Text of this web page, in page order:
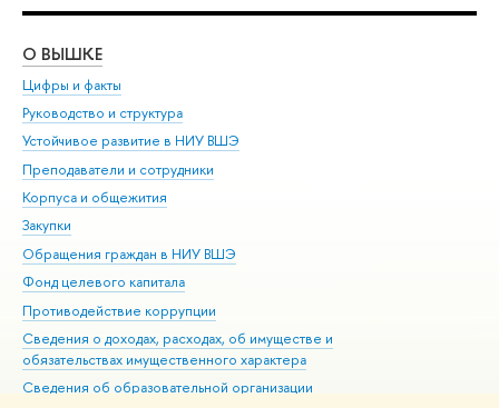
О ВЫШКЕ
Цифры и факты
Руководство и структура
Устойчивое развитие в НИУ ВШЭ
Преподаватели и сотрудники
Корпуса и общежития
Закупки
Обращения граждан в НИУ ВШЭ
Фонд целевого капитала
Противодействие коррупции
Сведения о доходах, расходах, об имуществе и
обязательствах имущественного характера
Сведения об образовательной организации